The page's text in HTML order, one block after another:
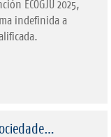
ECOGJU 2025,
indefinida a